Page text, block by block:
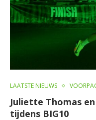
LAATSTE NIEUWS
Juliette Thomas
tijdens BIG10